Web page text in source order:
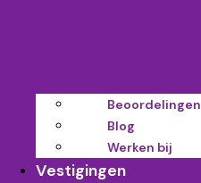
Beoordelingen
Blog
Werken bij
Vestigingen